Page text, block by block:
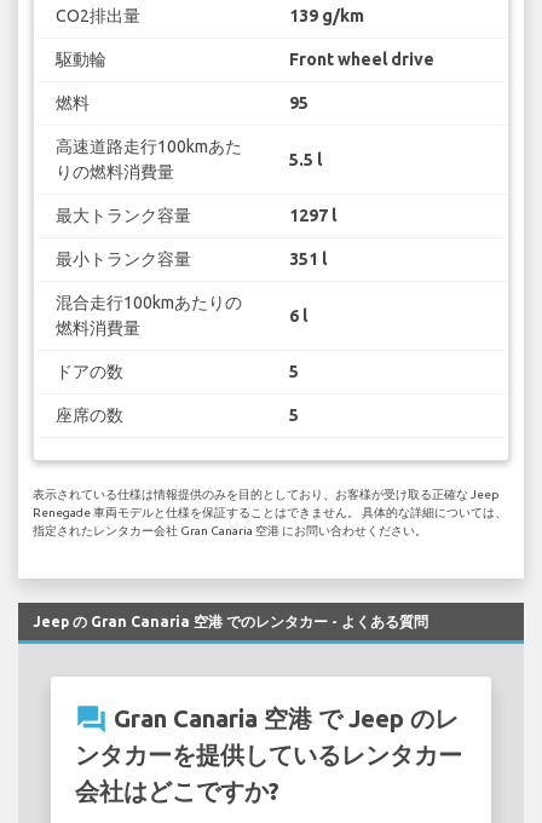
CO2排出量 139 g/km
駆動輪 Front wheel drive
燃料 95
高速道路走行100kmあた
りの燃料消費量
5.5 l
最大トランク容量 1297 l
最小トランク容量 351 l
混合走行100kmあたりの
燃料消費量
6 l
ドアの数 5
座席の数 5
表示されている仕様は情報提供のみを目的としており、お客様が受け取る正確な Jeep
Renegade 車両モデルと仕様を保証することはできません。 具体的な詳細については、
指定されたレンタカー会社 Gran Canaria 空港 にお問い合わせください。
Jeep の Gran Canaria 空港 でのレンタカー - よくある質問
question_answer Gran Canaria 空港 で Jeep のレ
ンタカーを提供しているレンタカー
会社はどこですか?